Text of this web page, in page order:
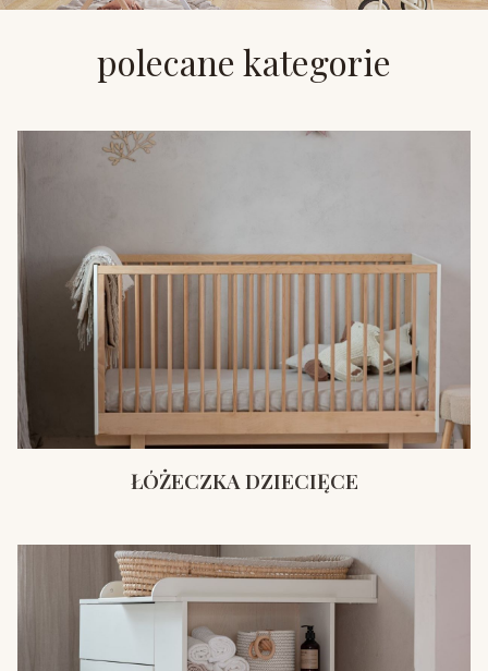
polecane kategorie
ŁÓŻECZKA DZIECIĘCE